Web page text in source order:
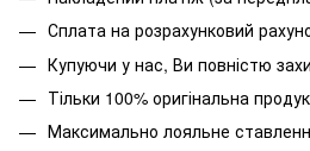
Сплата на розрахунковий
Купуючи у нас, Ви повністю
Тільки 100% оригінальна
Максимально лояльне